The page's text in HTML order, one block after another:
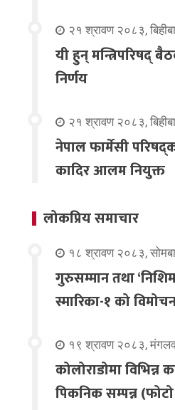
२१ श्रावण २०८३,
यी हुन् मन्त्रिपरिषद्
निर्णय
२१ श्रावण २०८३,
नेपाल फार्मेसी
कादिर आलम नियुक्त
लोकप्रिय समाचार
१८ श्रावण २०८३,
गुरुसम्मान तथा
स्मारिका-१ को
१९ श्रावण २०८३,
कोलोराडोमा विभिन्न
पिकनिक सम्पन्न